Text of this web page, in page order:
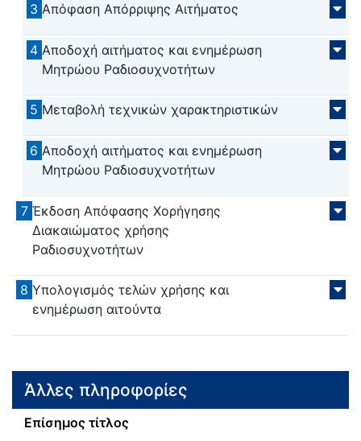
3 Απόφαση Απόρριψης Αιτήματος
4 Αποδοχή αιτήματος και ενημέρωση
Μητρώου Ραδιοσυχνοτήτων
5 Μεταβολή τεχνικών χαρακτηριστικών
6 Αποδοχή αιτήματος και ενημέρωση
Μητρώου Ραδιοσυχνοτήτων
7 Έκδοση Απόφασης Χορήγησης
Διακαιώματος χρήσης
Ραδιοσυχνοτήτων
8 Υπολογισμός τελών χρήσης και
ενημέρωση αιτούντα
Άλλες πληροφορίες
Επίσημος τίτλος